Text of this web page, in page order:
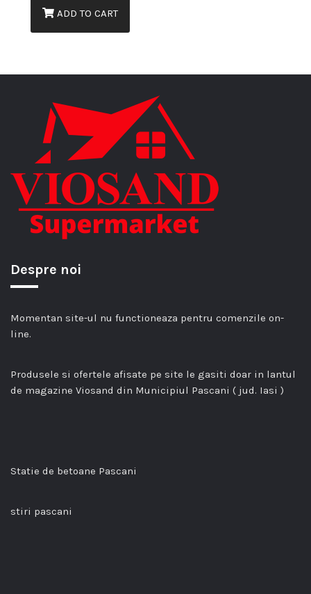
ADD TO CART
Despre noi
Momentan site-ul nu functioneaza pentru comenzile on-
line.
Produsele si ofertele afisate pe site le gasiti doar in lantul
de magazine Viosand din Municipiul Pascani ( jud. Iasi )
Statie de betoane Pascani
stiri pascani